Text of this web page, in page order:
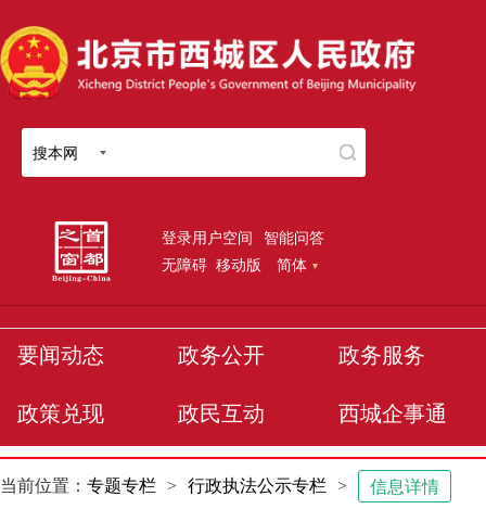
搜本网
登录用户空间 智能问答
无障碍 移动版 简体
要闻动态 政务公开 政务服务
政策兑现 政民互动 西城企事通
当前位置： 专题专栏 > 行政执法公示专栏 > 信息详情